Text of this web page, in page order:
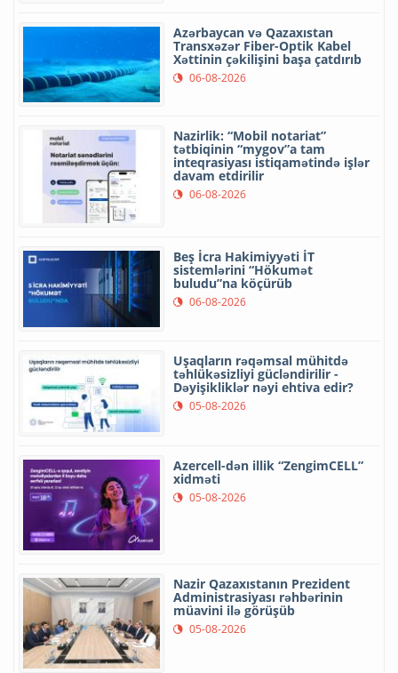
Azərbaycan və Qazaxıstan
Transxəzər Fiber-Optik Kabel
Xəttinin çəkilişini başa çatdırıb
06-08-2026
Nazirlik: “Mobil notariat”
tətbiqinin “mygov”a tam
inteqrasiyası istiqamətində işlər
davam etdirilir
06-08-2026
Beş İcra Hakimiyyəti İT
sistemlərini “Hökumət
buludu”na köçürüb
06-08-2026
Uşaqların rəqəmsal mühitdə
təhlükəsizliyi gücləndirilir -
Dəyişikliklər nəyi ehtiva edir?
05-08-2026
Azercell-dən illik “ZengimCELL”
xidməti
05-08-2026
Nazir Qazaxıstanın Prezident
Administrasiyası rəhbərinin
müavini ilə görüşüb
05-08-2026